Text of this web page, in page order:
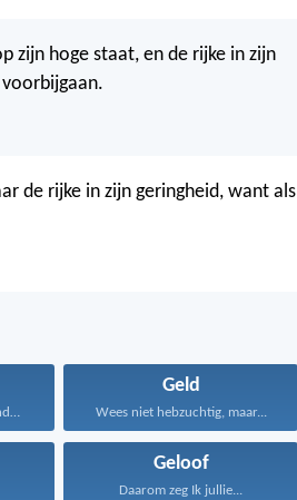
zijn hoge staat, en de rijke in zijn
de rijke in zijn geringheid, want als
Wees bescheiden en vriendelijk...
Geld
Wees niet hebzuchtig, maar...
Geloof
Daarom zeg Ik jullie...